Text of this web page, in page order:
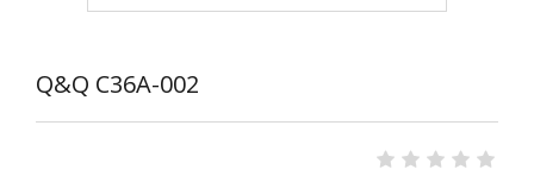
Q&Q C36A-002